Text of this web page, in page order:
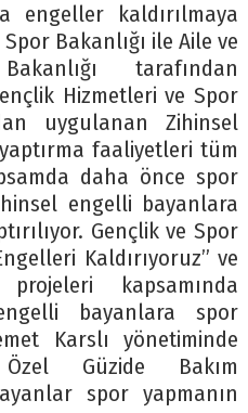
engeller kaldırılmaya
Bakanlığı ile Aile ve
tarafından
Hizmetleri ve Spor
uygulanan Zihinsel
faaliyetleri tüm
daha önce spor
engelli bayanlara
Gençlik ve Spor
Kaldırıyoruz” ve
kapsamında
bayanlara spor
Karslı yönetiminde
Güzide Bakım
spor yapmanın